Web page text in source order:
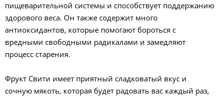
пищеварительной системы и способствует поддержанию
здорового веса. Он также содержит много
антиоксидантов, которые помогают бороться с
вредными свободными радикалами и замедляют
процесс старения.
Фрукт Свити имеет приятный сладковатый вкус и
сочную мякоть, которая будет радовать вас каждый раз,